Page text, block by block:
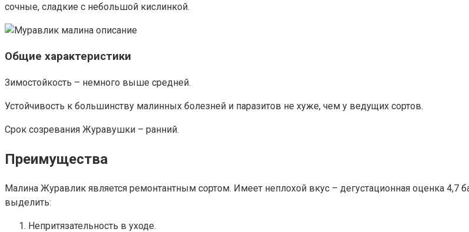
сочные, сладкие с небольшой кислинкой.
Общие характеристики
Зимостойкость – немного выше средней.
Устойчивость к большинству малинных болезней и паразитов не хуже, чем у ведущих сортов.
Срок созревания Журавушки – ранний.
Преимущества
Малина Журавлик является ремонтантным сортом. Имеет неплохой вкус – дегустационная оценка 4,7
выделить:
Непритязательность в уходе.